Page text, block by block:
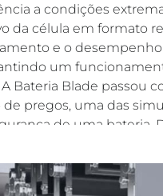
a condições
da célula em formato
e o
um
Bateria Blade passou
pregos, uma das
de uma bateria.
uma das opções mais